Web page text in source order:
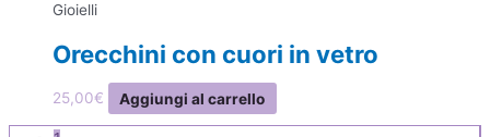
Gioielli
Orecchini con cuori in vetro
25,00€ Aggiungi al carrello